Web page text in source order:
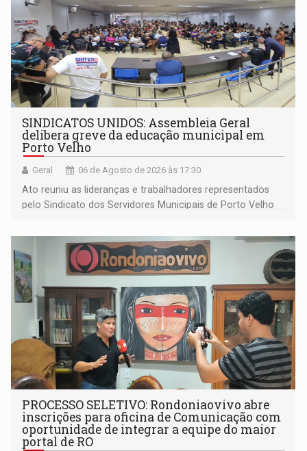
SINDICATOS UNIDOS: Assembleia Geral
delibera greve da educação municipal em
Porto Velho
Geral 06 de Agosto de 2026 às 17:30
Ato reuniu as lideranças e trabalhadores representados
pelo Sindicato dos Servidores Municipais de Porto Velho
PROCESSO SELETIVO: Rondoniaovivo abre
inscrições para oficina de Comunicação com
oportunidade de integrar a equipe do maior
portal de RO